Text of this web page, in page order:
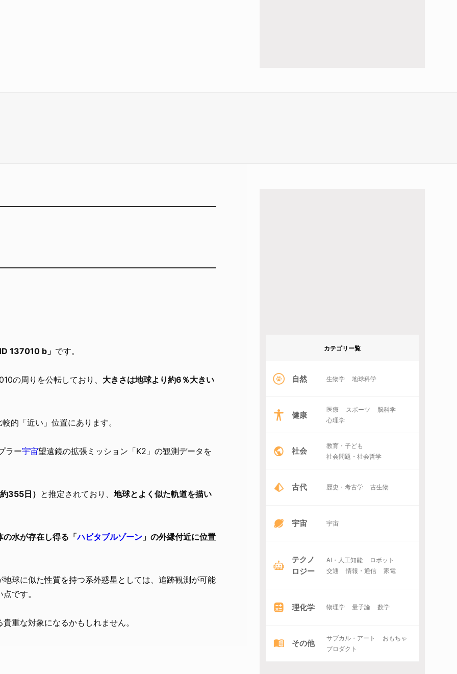
137010 b」 です。
の周りを公転しており、 大きさは地球より約6％大きい
的「近い」位置にあります。
ラー宇宙望遠鏡の拡張ミッション「K2」の観測データを
355日） と推定されており、 地球とよく似た軌道を描い
の水が存在し得る「ハビタブルゾーン 」の外縁付近に位置
球に似た性質を持つ系外惑星としては、追跡観測が可能
です。
重な対象になるかもしれません。
カテゴリー覧
自然 生物学 地球科学
健康 医療 スポーツ
脳科学
心理学
社会
教育・子ども
社会問題・社会哲学
古代 歴史・考古学 古生物
宇宙 宇宙
テクノ
ロジー
AI・人工知能
ロボット
交通
情報・通信 家電
理化学 物理学 量子論 数学
その他 サブカル・アート
おもちゃ
プロダクト